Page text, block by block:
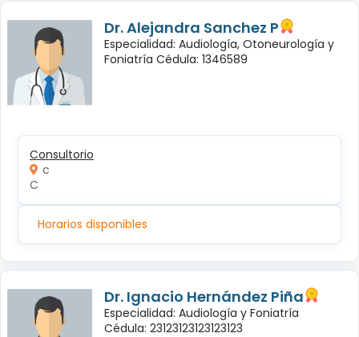
Dr. Alejandra Sanchez P
Especialidad: Audiología, Otoneurología y
Foniatría Cédula: 1346589
Consultorio
c
C
Horarios disponibles
Dr. Ignacio Hernández Piña
Especialidad: Audiología y Foniatría
Cédula: 23123123123123123